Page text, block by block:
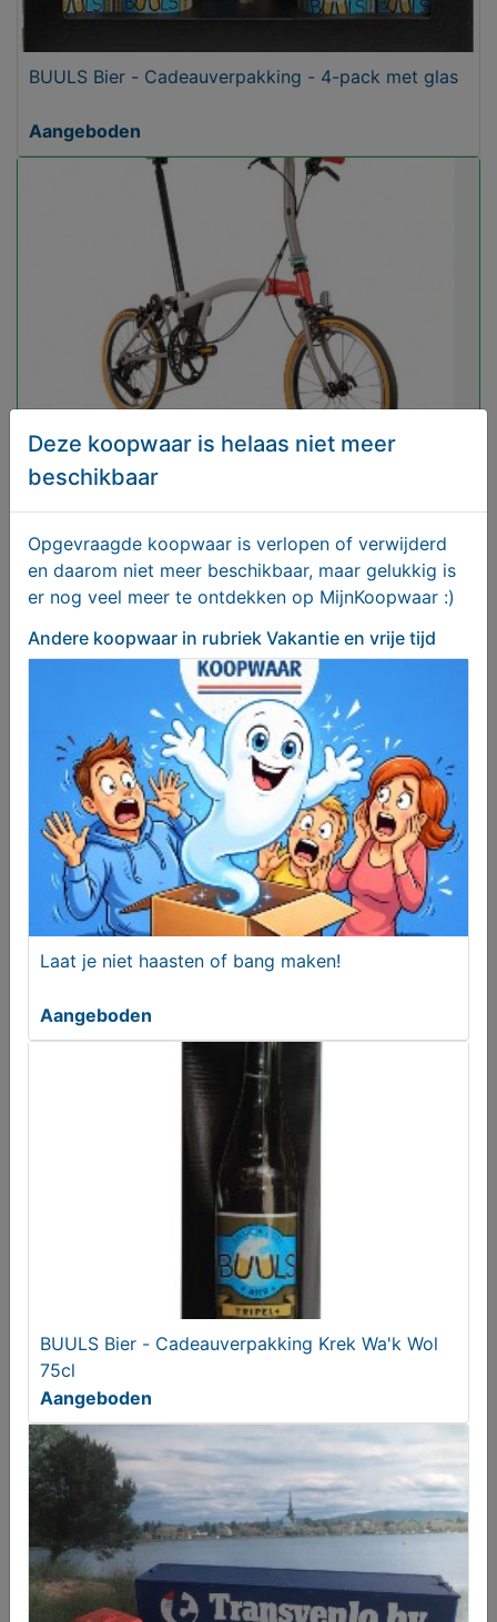
BUULS Bier - Cadeauverpakking - 4-pack met glas
Aangeboden
Brompton Vouwfietsen Gezocht met of zonder
Rohloff Naaf
Gezocht
Dobbelsteen bekers
€ 15,00
Paas decoratie berkentwijgjes voorjaar
NIEUWE Wereldkaart om bezochte landen te
Deze koopwaar is helaas niet meer
beschikbaar
Opgevraagde koopwaar is verlopen of verwijderd
en daarom niet meer beschikbaar, maar gelukkig is
er nog veel meer te ontdekken op MijnKoopwaar :)
Andere koopwaar in rubriek Vakantie en vrije tijd
Laat je niet haasten of bang maken!
Aangeboden
BUULS Bier - Cadeauverpakking Krek Wa'k Wol
75cl
Aangeboden